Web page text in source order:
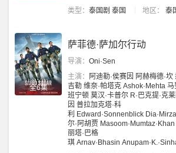
类型： 泰国剧 泰国 地区： 泰
全6集
萨菲德·萨加尔行动
导演： Oni·Sen
主演：
阿迪勒·侯赛因 阿赫梅德·坎
吉勒 维奈·帕塔克 Ashok·Mehta 马
班宁顿 莫汉·卡普尔 R·巴克提·克
因 普拉加克塔·科
利
Edward·Sonnenblick Dia·Mirza
尔·阿胡贾 Masoom·Mumtaz·Khan
丽塔·巴格
琪 Arnav·Bhasin